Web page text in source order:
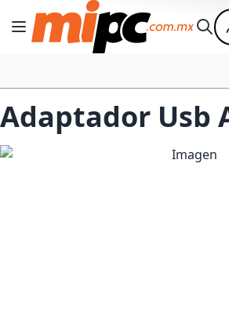
Cambiar Nav
Adaptador Usb